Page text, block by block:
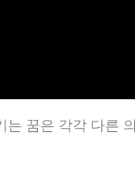
꿈은 각각 다른